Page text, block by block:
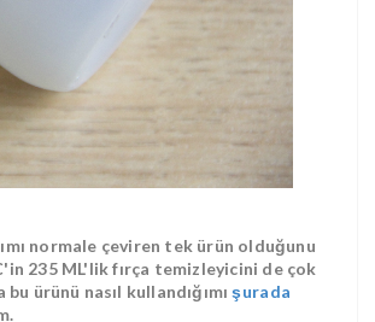
normale çeviren tek ürün olduğunu
235 ML'lik fırça temizleyicini de çok
ürünü nasıl kullandığımışurada